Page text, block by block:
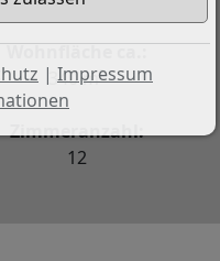
Wohnfläche ca.:
340 m²
Zimmeranzahl:
12
| Impressum